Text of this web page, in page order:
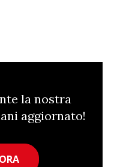
la nostra
aggiornato!